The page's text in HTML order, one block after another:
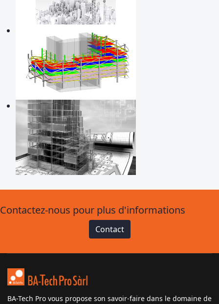
Contactez-nous pour plus d'informations
Contact
BA-Tech Pro vous propose son savoir-faire dans le domaine de